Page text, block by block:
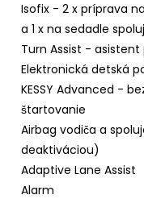
Isofix - 2 x príprava
a 1 x na sedadle
Turn Assist -
Elektronická detská
KESSY Advanced -
štartovanie
Airbag vodiča a
deaktiváciou)
Adaptive Lane Assist
Alarm